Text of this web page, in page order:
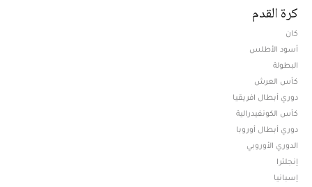
كرة القدم
كان
أسود الأطلس
البطولة
كأس العرش
دوري أبطال افريقيا
كأس الكونفيدرالية
دوري أبطال أوروبا
الدوري الأوروبي
إنجلترا
إسبانيا